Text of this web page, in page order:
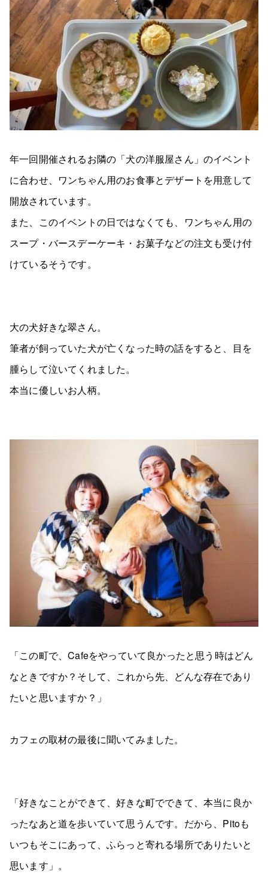
年一回開催されるお隣の「犬の洋服屋さん」のイベント
に合わせ、ワンちゃん用のお食事とデザートを用意して
開放されています。
また、このイベントの日ではなくても、ワンちゃん用の
スープ・バースデーケーキ・お菓子などの注文も受け付
けているそうです。
大の犬好きな翠さん。
筆者が飼っていた犬が亡くなった時の話をすると、目を
腫らして泣いてくれました。
本当に優しいお人柄。
「この町で、Cafeをやっていて良かったと思う時はどん
なときですか？そして、これから先、どんな存在であり
たいと思いますか？」
カフェの取材の最後に聞いてみました。
「好きなことができて、好きな町でできて、本当に良か
ったなあと道を歩いていて思うんです。だから、Pitoも
いつもそこにあって、ふらっと寄れる場所でありたいと
思います」。